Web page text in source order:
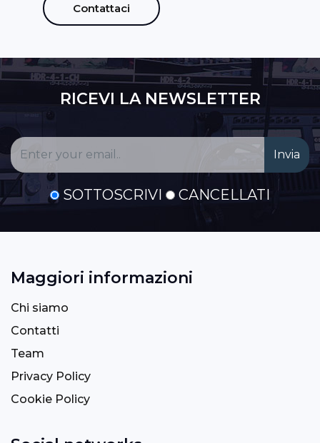
Contattaci
RICEVI LA NEWSLETTER
SOTTOSCRIVI CANCELLATI
Maggiori informazioni
Chi siamo
Contatti
Team
Privacy Policy
Cookie Policy